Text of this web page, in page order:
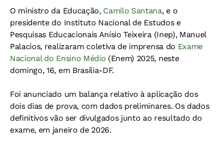
O ministro da Educação, Camilo Santana, e o
presidente do Instituto Nacional de Estudos e
Pesquisas Educacionais Anísio Teixeira (Inep), Manuel
Palacios, realizaram coletiva de imprensa do Exame
Nacional do Ensino Médio (Enem) 2025, neste
domingo, 16, em Brasília-DF.
Foi anunciado um balança relativo à aplicação dos
dois dias de prova, com dados preliminares. Os dados
definitivos vão ser divulgados junto ao resultado do
exame, em janeiro de 2026.